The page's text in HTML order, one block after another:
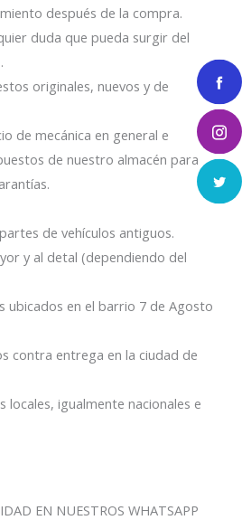
después de la compra.
duda que pueda surgir del
originales, nuevos y de
de mecánica en general e
de nuestro almacén para
de vehículos antiguos.
y al detal (dependiendo del
ubicados en el barrio 7 de Agosto
contra entrega en la ciudad de
locales, igualmente nacionales e
EN NUESTROS WHATSAPP